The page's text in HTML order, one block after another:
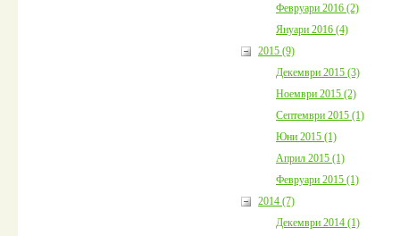
Февруари 2016 (2)
Януари 2016 (4)
2015 (9)
Декември 2015 (3)
Ноември 2015 (2)
Септември 2015 (1)
Юни 2015 (1)
Април 2015 (1)
Февруари 2015 (1)
2014 (7)
Декември 2014 (1)